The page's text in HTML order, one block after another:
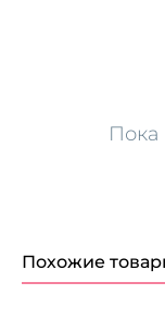
Пока
Похожие